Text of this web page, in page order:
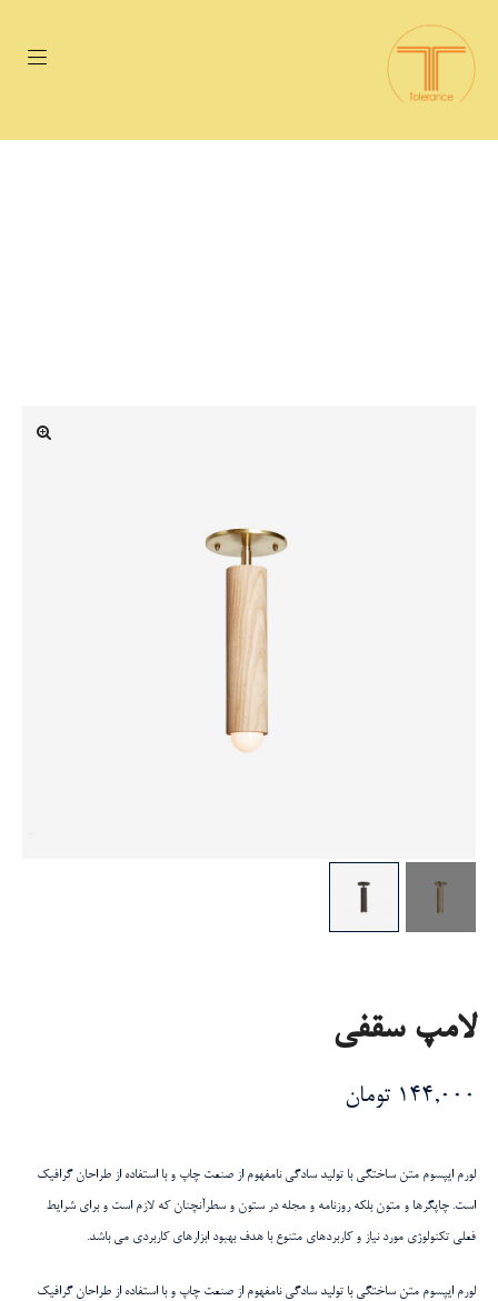
لامپ سقفی
144,000 تومان
لورم ایپسوم متن ساختگی با تولید سادگی نامفهوم از صنعت چاپ و با استفاده از طراحان گرافیک
است. چاپگرها و متون بلکه روزنامه و مجله در ستون و سطرآنچنان که لازم است و برای شرایط
فعلی تکنولوژی مورد نیاز و کاربردهای متنوع با هدف بهبود ابزارهای کاربردی می باشد.
لورم ایپسوم متن ساختگی با تولید سادگی نامفهوم از صنعت چاپ و با استفاده از طراحان گرافیک